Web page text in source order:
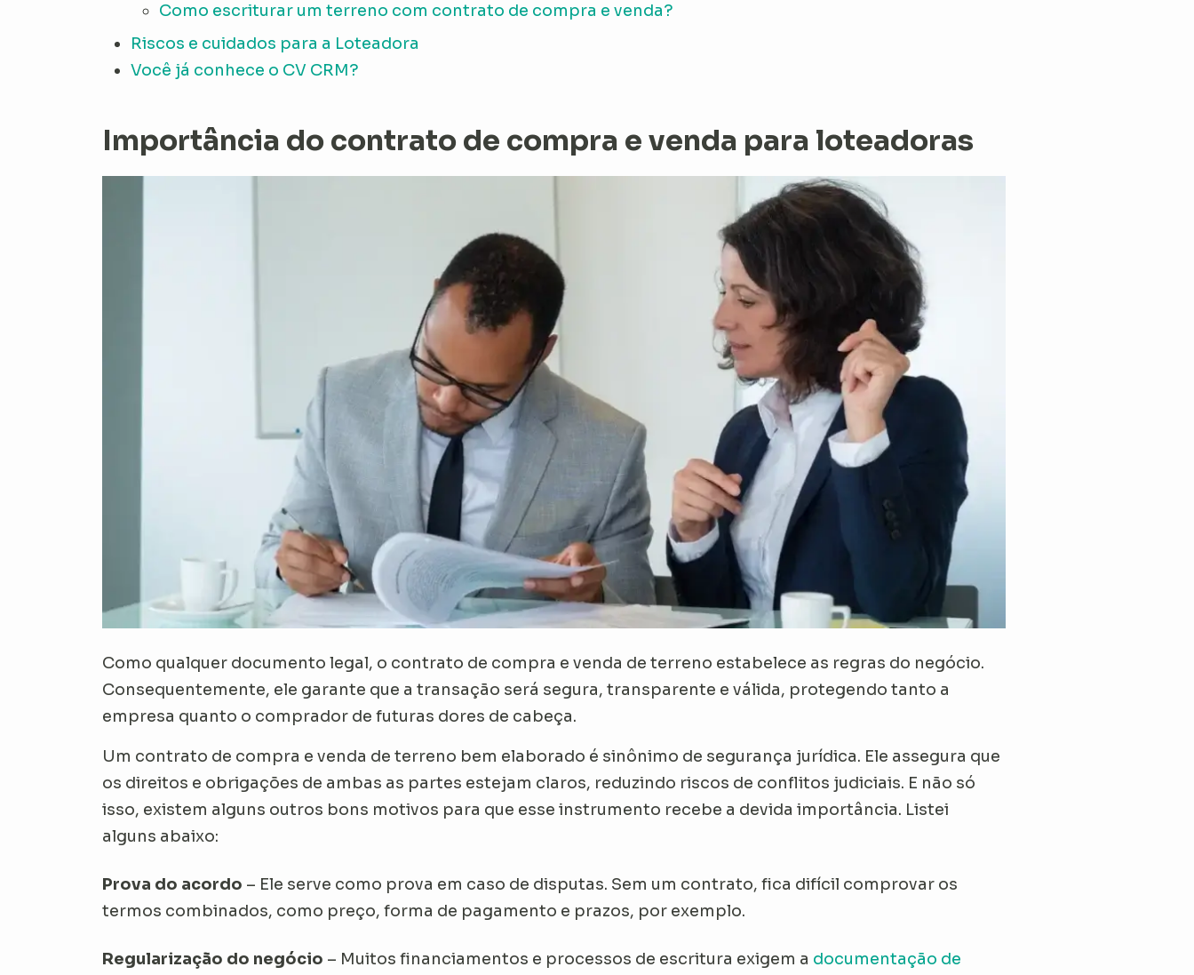
Como escriturar um terreno com contrato de compra e venda?
Riscos e cuidados para a Loteadora
Você já conhece o CV CRM?
Importância do contrato de compra e venda para loteadoras
Como qualquer documento legal, o contrato de compra e venda de terreno estabelece as regras do negócio.
Consequentemente, ele garante que a transação será segura, transparente e válida, protegendo tanto a
empresa quanto o comprador de futuras dores de cabeça.
Um contrato de compra e venda de terreno bem elaborado é sinônimo de segurança jurídica. Ele assegura que
os direitos e obrigações de ambas as partes estejam claros, reduzindo riscos de conflitos judiciais. E não só
isso, existem alguns outros bons motivos para que esse instrumento recebe a devida importância. Listei
alguns abaixo:
Prova do acordo – Ele serve como prova em caso de disputas. Sem um contrato, fica difícil comprovar os
termos combinados, como preço, forma de pagamento e prazos, por exemplo.
Regularização do negócio – Muitos financiamentos e processos de escritura exigem a documentação de